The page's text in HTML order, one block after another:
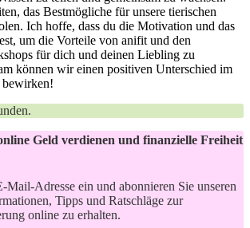
das Bestmögliche für ‌unsere tierischen
Ich⁣ hoffe, dass du die Motivation und das
um die Vorteile ⁤von anifit und ​den
für ‌dich und⁣ deinen Liebling zu
können wir einen positiven Unterschied im
bewirken!
Geld verdienen und finanzielle Freiheit
Mail-Adresse ein und abonnieren Sie unseren
Tipps und Ratschläge zur
online zu erhalten.